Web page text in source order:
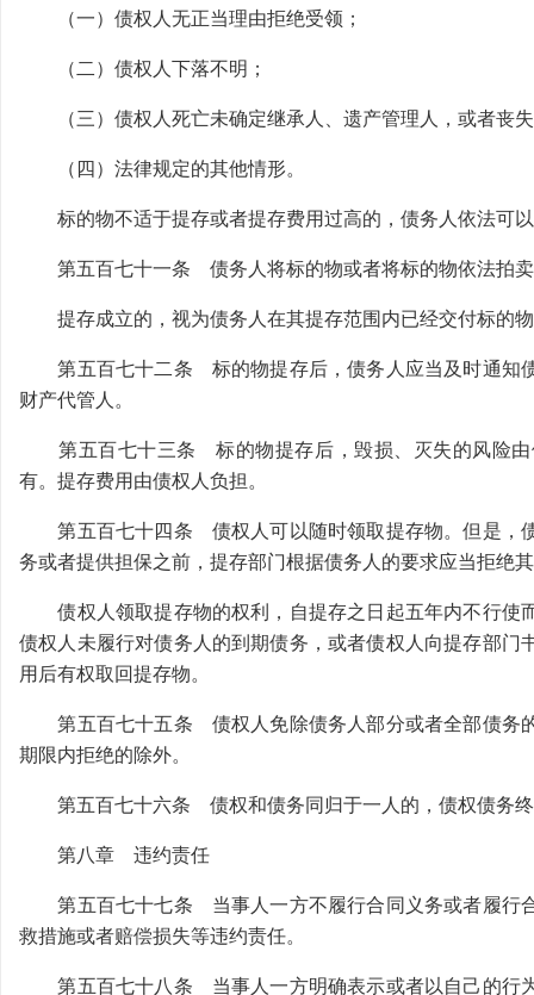
（一）债权人无正当理由拒绝受领；
（二）债权人下落不明；
（三）债权人死亡未确定继承人、遗产管理人，或者丧失
（四）法律规定的其他情形。
标的物不适于提存或者提存费用过高的，债务人依法可
第五百七十一条 债务人将标的物或者将标的物依法拍卖
提存成立的，视为债务人在其提存范围内已经交付标的
第五百七十二条 标的物提存后，债务人应当及时通知债
财产代管人。
第五百七十三条 标的物提存后，毁损、灭失的风险由
有。提存费用由债权人负担。
第五百七十四条 债权人可以随时领取提存物。但是，债
务或者提供担保之前，提存部门根据债务人的要求应当拒绝
债权人领取提存物的权利，自提存之日起五年内不行使
债权人未履行对债务人的到期债务，或者债权人向提存部
用后有权取回提存物。
第五百七十五条 债权人免除债务人部分或者全部债务的
期限内拒绝的除外。
第五百七十六条 债权和债务同归于一人的，债权债务终
第八章 违约责任
第五百七十七条 当事人一方不履行合同义务或者履行合
救措施或者赔偿损失等违约责任。
第五百七十八条 当事人一方明确表示或者以自己的行为